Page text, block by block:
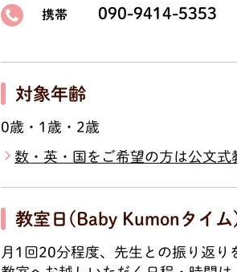
携帯 090-9414-5353
対象年齢
0歳・1歳・2歳
数・英・国をご希望の方は公文式
教室日(Baby Kumonタイム
月1回20分程度、先生との振り返り